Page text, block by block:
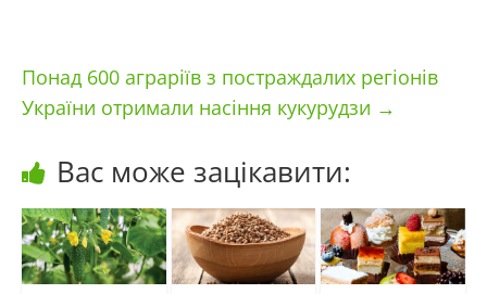
Понад 600 аграріїв з постраждалих регіонів
України отримали насіння кукурудзи →
Вас може зацікавити: